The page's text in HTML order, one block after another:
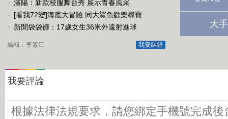
瀋陽：新款校服舞台秀 展示青春風采
[看我72變]海底大冒險 同大鯊魚歡樂尋寶
新聞袋袋褲：17歲女生36米外遠射進球
我要糾錯
編輯：李素江
大